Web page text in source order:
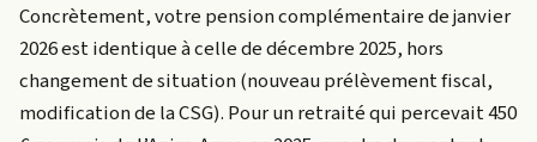
Concrètement, votre pension complémentaire de janvier
2026 est identique à celle de décembre 2025, hors
changement de situation (nouveau prélèvement fiscal,
modification de la CSG). Pour un retraité qui percevait 450